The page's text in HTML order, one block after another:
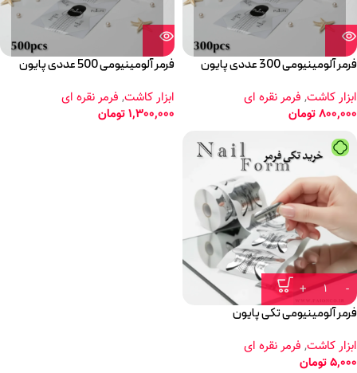
فرمر آلومینیومی 300 عددی پایون
ابزار کاشت, فرمر نقره ای
800,000تومان
فرمر آلومینیومی 500 عددی پایون
ابزار کاشت, فرمر نقره ای
1,300,000تومان
فرمر آلومینیومی تکی پایون
ابزار کاشت, فرمر نقره ای
5,000تومان